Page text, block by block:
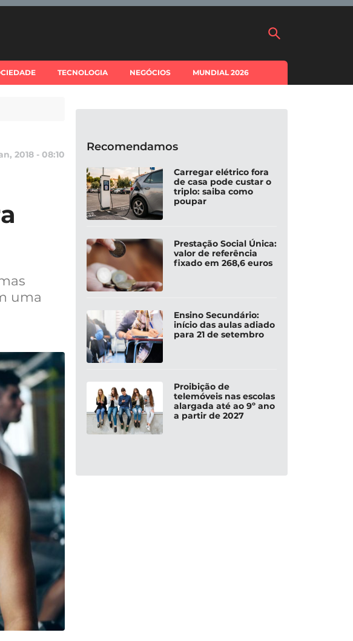
TECNOLOGIA NEGÓCIOS MUNDIAL 2026
2018 - 08:10
uma
Recomendamos
Carregar elétrico fora
de casa pode custar o
triplo: saiba como
poupar
Prestação Social Única:
valor de referência
fixado em 268,6 euros
Ensino Secundário:
início das aulas adiado
para 21 de setembro
Proibição de
telemóveis nas escolas
alargada até ao 9º ano
a partir de 2027